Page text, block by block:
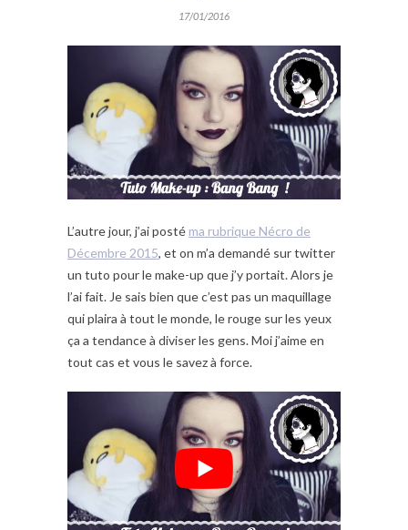
17/01/2016
L’autre jour, j’ai posté ma rubrique Nécro de
Décembre 2015, et on m’a demandé sur twitter
un tuto pour le make-up que j’y portait. Alors je
l’ai fait. Je sais bien que c’est pas un maquillage
qui plaira à tout le monde, le rouge sur les yeux
ça a tendance à diviser les gens. Moi j’aime en
tout cas et vous le savez à force.